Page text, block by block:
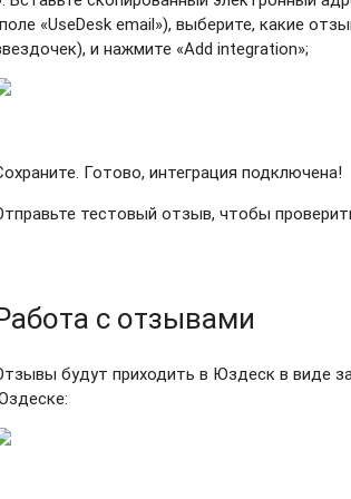
поле «UseDesk email»), выберите, какие
и нажмите «Add integration»;
Готово, интеграция подключена!
тестовый отзыв, чтобы
с отзывами
будут приходить в Юздеск в виде